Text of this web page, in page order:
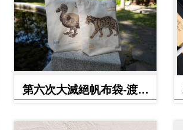
第六次大滅絕帆布袋-渡渡
牛